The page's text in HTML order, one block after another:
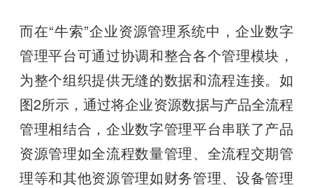
而在“牛索”企业资源管理系统中，企业数字
管理平台可通过协调和整合各个管理模块，
为整个组织提供无缝的数据和流程连接。如
图2所示，通过将企业资源数据与产品全流程
管理相结合，企业数字管理平台串联了产品
资源管理如全流程数量管理、全流程交期管
理等和其他资源管理如财务管理、设备管理